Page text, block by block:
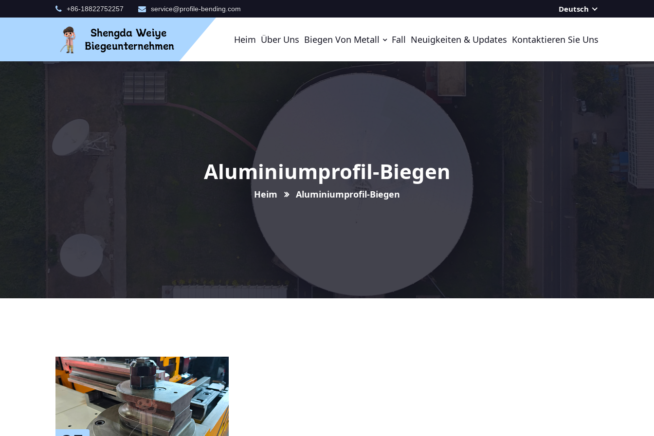
+86-18822752257 service@profile-bending.com Deutsch
Heim Über Uns Biegen Von Metall Fall Neuigkeiten & Updates Kontaktieren Sie Uns
Aluminiumprofil-Biegen
Heim Aluminiumprofil-Biegen